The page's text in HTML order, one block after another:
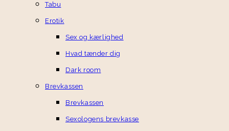
Tabu
Erotik
Sex og kærlighed
Hvad tænder dig
Dark room
Brevkassen
Brevkassen
Sexologens brevkasse